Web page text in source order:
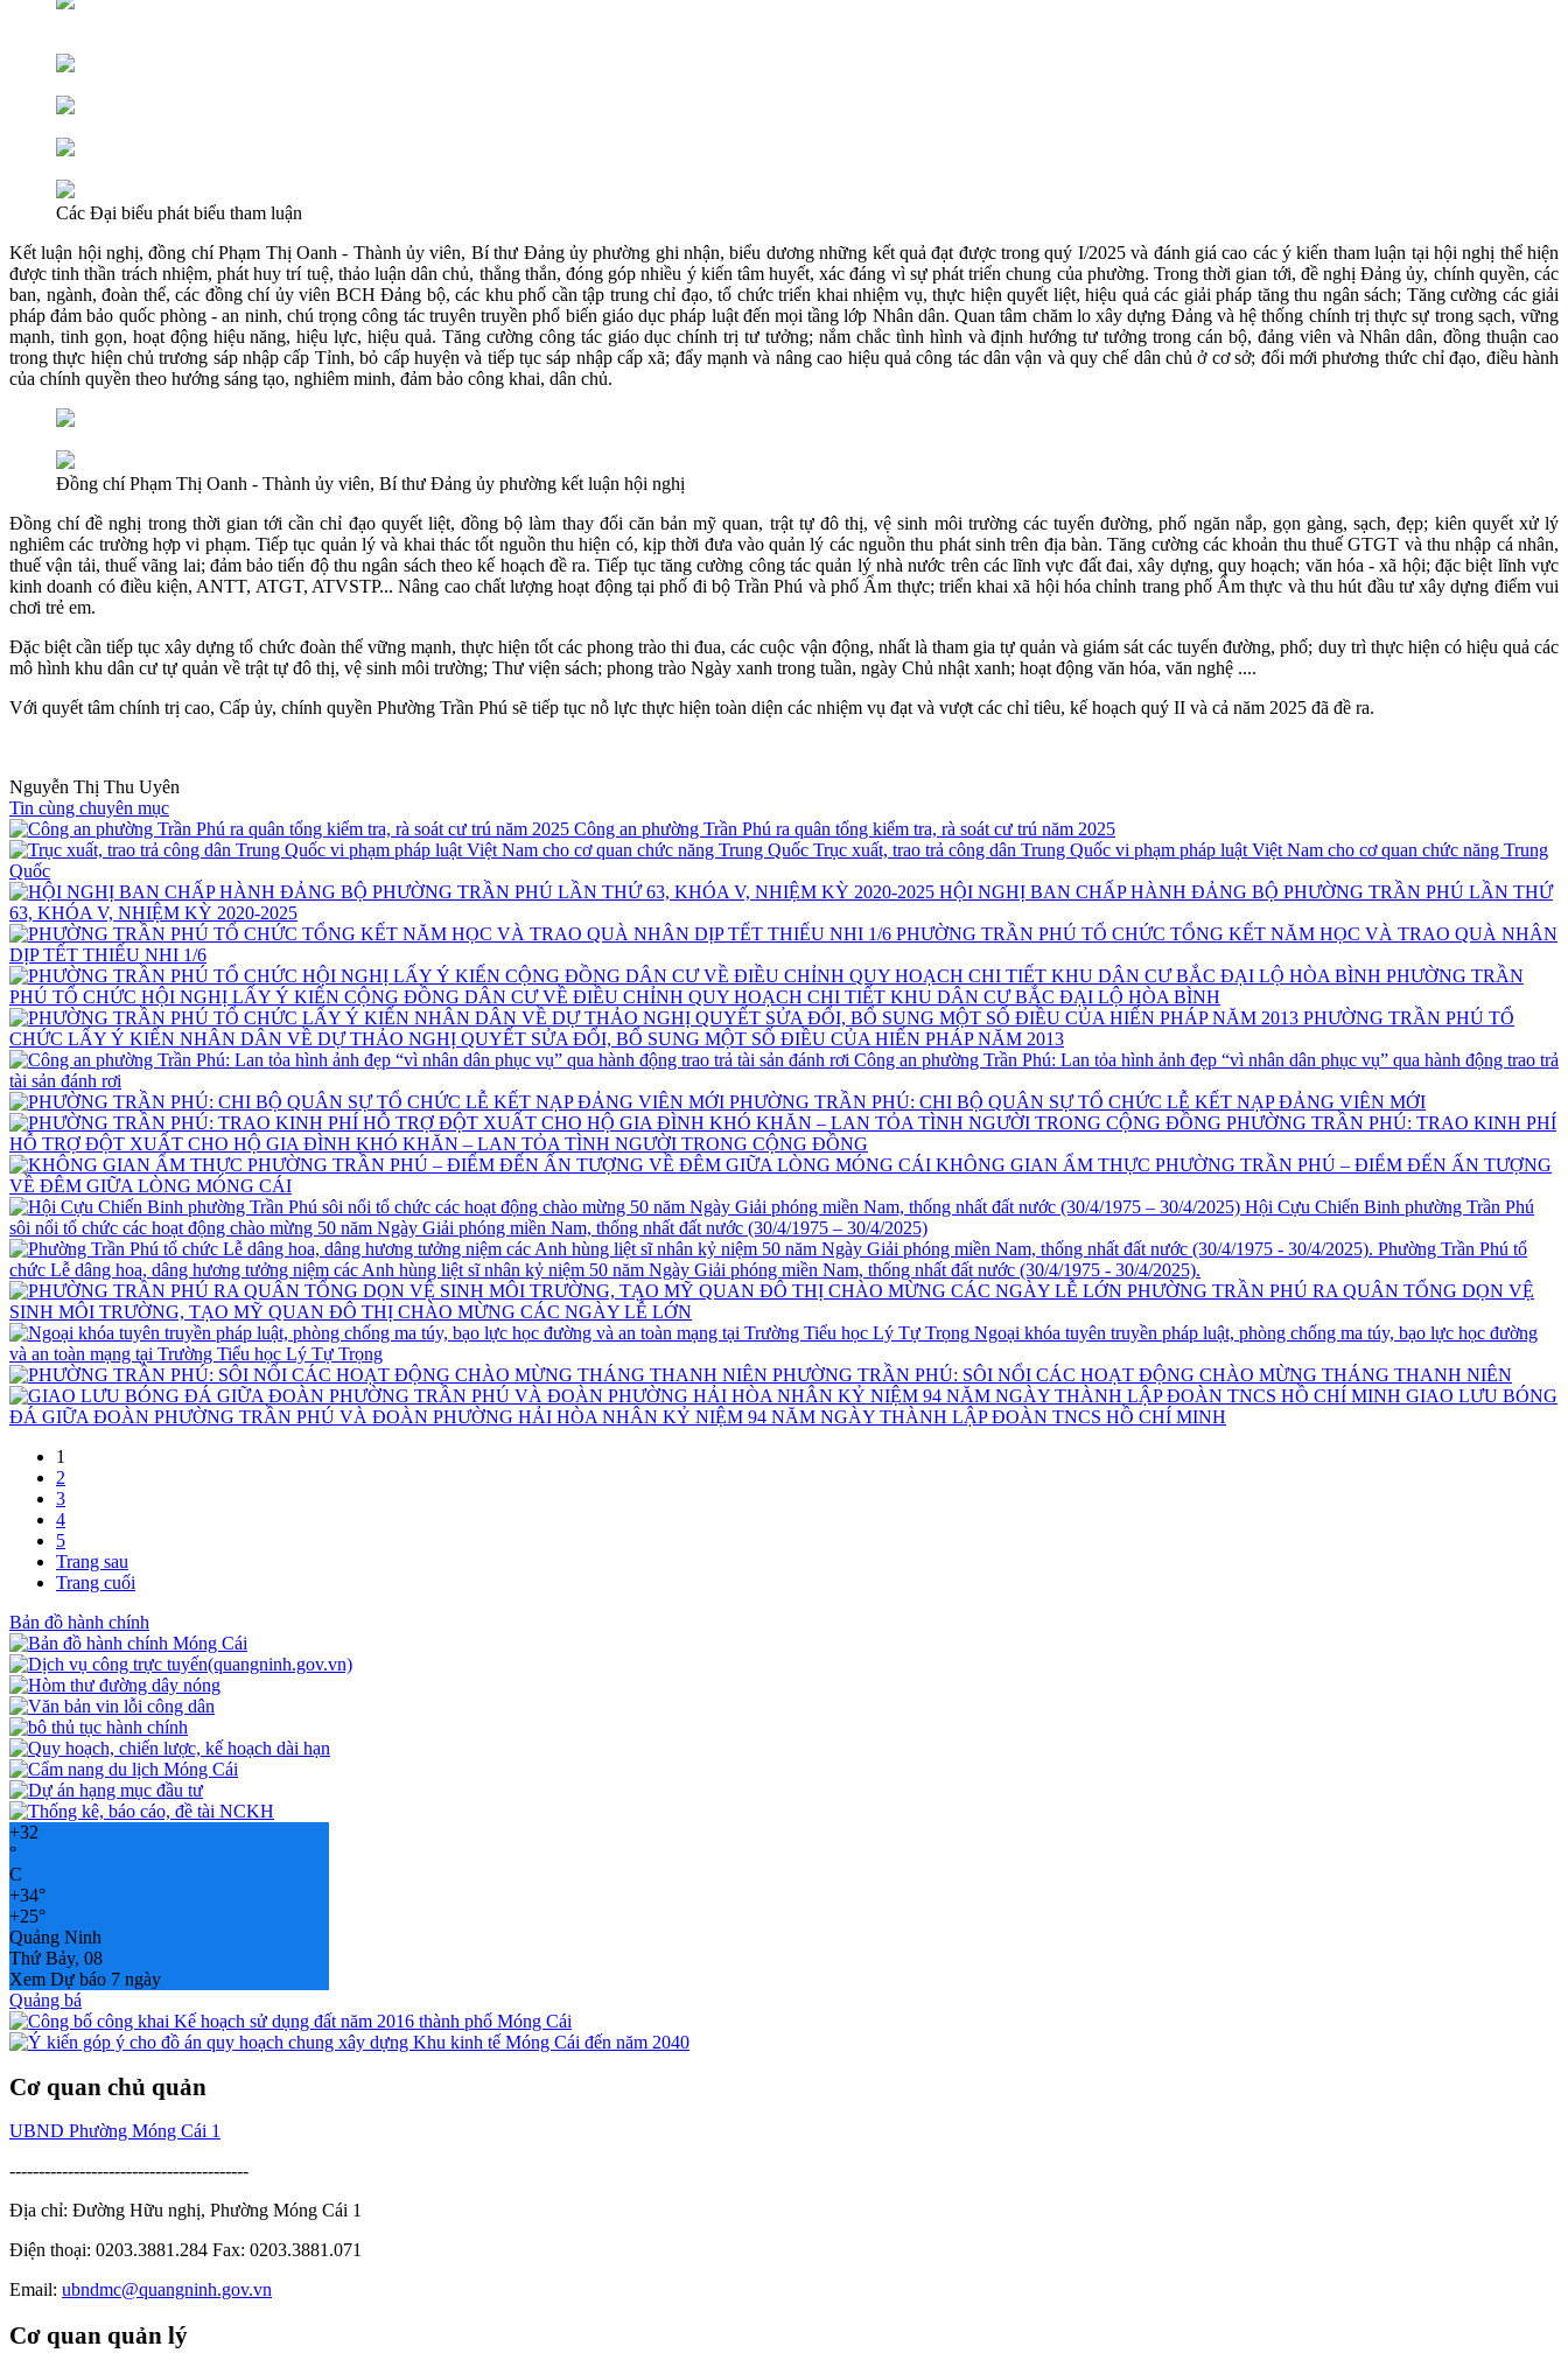
Các Đại biểu phát biểu tham luận
Kết luận hội nghị, đồng chí Phạm Thị Oanh - Thành ủy viên, Bí thư Đảng ủy phường ghi nhận, biểu dương những kết quả đạt được trong quý I/2025 và đánh giá cao các ý kiến tham luận tại hội nghị thể hiện
được tinh thần trách nhiệm, phát huy trí tuệ, thảo luận dân chủ, thẳng thắn, đóng góp nhiều ý kiến tâm huyết, xác đáng vì sự phát triển chung của phường. Trong thời gian tới, đề nghị Đảng ủy, chính quyền, các
ban, ngành, đoàn thể, các đồng chí ủy viên BCH Đảng bộ, các khu phố cần tập trung chỉ đạo, tổ chức triển khai nhiệm vụ, thực hiện quyết liệt, hiệu quả các giải pháp tăng thu ngân sách; Tăng cường các giải
pháp đảm bảo quốc phòng - an ninh, chú trọng công tác truyên truyền phổ biến giáo dục pháp luật đến mọi tầng lớp Nhân dân. Quan tâm chăm lo xây dựng Đảng và hệ thống chính trị thực sự trong sạch, vững
mạnh, tinh gọn, hoạt động hiệu năng, hiệu lực, hiệu quả. Tăng cường công tác giáo dục chính trị tư tưởng; nắm chắc tình hình và định hướng tư tưởng trong cán bộ, đảng viên và Nhân dân, đồng thuận cao
trong thực hiện chủ trương sáp nhập cấp Tỉnh, bỏ cấp huyện và tiếp tục sáp nhập cấp xã; đẩy mạnh và nâng cao hiệu quả công tác dân vận và quy chế dân chủ ở cơ sở; đổi mới phương thức chỉ đạo, điều hành
của chính quyền theo hướng sáng tạo, nghiêm minh, đảm bảo công khai, dân chủ.
Đồng chí Phạm Thị Oanh - Thành ủy viên, Bí thư Đảng ủy phường kết luận hội nghị
Đồng chí đề nghị trong thời gian tới cần chỉ đạo quyết liệt, đồng bộ làm thay đổi căn bản mỹ quan, trật tự đô thị, vệ sinh môi trường các tuyến đường, phố ngăn nắp, gọn gàng, sạch, đẹp; kiên quyết xử lý
nghiêm các trường hợp vi phạm. Tiếp tục quản lý và khai thác tốt nguồn thu hiện có, kịp thời đưa vào quản lý các nguồn thu phát sinh trên địa bàn. Tăng cường các khoản thu thuế GTGT và thu nhập cá nhân,
thuế vận tải, thuế vãng lai; đảm bảo tiến độ thu ngân sách theo kế hoạch đề ra. Tiếp tục tăng cường công tác quản lý nhà nước trên các lĩnh vực đất đai, xây dựng, quy hoạch; văn hóa - xã hội; đặc biệt lĩnh vực
kinh doanh có điều kiện, ANTT, ATGT, ATVSTP... Nâng cao chất lượng hoạt động tại phố đi bộ Trần Phú và phố Ẩm thực; triển khai xã hội hóa chỉnh trang phố Ẩm thực và thu hút đầu tư xây dựng điểm vui
chơi trẻ em.
Đặc biệt cần tiếp tục xây dựng tổ chức đoàn thể vững mạnh, thực hiện tốt các phong trào thi đua, các cuộc vận động, nhất là tham gia tự quản và giám sát các tuyến đường, phố; duy trì thực hiện có hiệu quả các
mô hình khu dân cư tự quản về trật tự đô thị, vệ sinh môi trường; Thư viện sách; phong trào Ngày xanh trong tuần, ngày Chủ nhật xanh; hoạt động văn hóa, văn nghệ ....
Với quyết tâm chính trị cao, Cấp ủy, chính quyền Phường Trần Phú sẽ tiếp tục nỗ lực thực hiện toàn diện các nhiệm vụ đạt và vượt các chỉ tiêu, kế hoạch quý II và cả năm 2025 đã đề ra.
Nguyễn Thị Thu Uyên
Tin cùng chuyên mục
Công an phường Trần Phú ra quân tổng kiểm tra, rà soát cư trú năm 2025
Trục xuất, trao trả công dân Trung Quốc vi phạm pháp luật Việt Nam cho cơ quan chức năng Trung
Quốc
HỘI NGHỊ BAN CHẤP HÀNH ĐẢNG BỘ PHƯỜNG TRẦN PHÚ LẦN THỨ
63, KHÓA V, NHIỆM KỲ 2020-2025
PHƯỜNG TRẦN PHÚ TỔ CHỨC TỔNG KẾT NĂM HỌC VÀ TRAO QUÀ NHÂN
DỊP TẾT THIẾU NHI 1/6
PHƯỜNG TRẦN
PHÚ TỔ CHỨC HỘI NGHỊ LẤY Ý KIẾN CỘNG ĐỒNG DÂN CƯ VỀ ĐIỀU CHỈNH QUY HOẠCH CHI TIẾT KHU DÂN CƯ BẮC ĐẠI LỘ HÒA BÌNH
PHƯỜNG TRẦN PHÚ TỔ
CHỨC LẤY Ý KIẾN NHÂN DÂN VỀ DỰ THẢO NGHỊ QUYẾT SỬA ĐỔI, BỔ SUNG MỘT SỐ ĐIỀU CỦA HIẾN PHÁP NĂM 2013
Công an phường Trần Phú: Lan tỏa hình ảnh đẹp “vì nhân dân phục vụ” qua hành động trao trả
tài sản đánh rơi
PHƯỜNG TRẦN PHÚ: CHI BỘ QUÂN SỰ TỔ CHỨC LỄ KẾT NẠP ĐẢNG VIÊN MỚI
PHƯỜNG TRẦN PHÚ: TRAO KINH PHÍ
HỖ TRỢ ĐỘT XUẤT CHO HỘ GIA ĐÌNH KHÓ KHĂN – LAN TỎA TÌNH NGƯỜI TRONG CỘNG ĐỒNG
KHÔNG GIAN ẨM THỰC PHƯỜNG TRẦN PHÚ – ĐIỂM ĐẾN ẤN TƯỢNG
VỀ ĐÊM GIỮA LÒNG MÓNG CÁI
Hội Cựu Chiến Binh phường Trần Phú
sôi nổi tổ chức các hoạt động chào mừng 50 năm Ngày Giải phóng miền Nam, thống nhất đất nước (30/4/1975 – 30/4/2025)
Phường Trần Phú tổ
chức Lễ dâng hoa, dâng hương tưởng niệm các Anh hùng liệt sĩ nhân kỷ niệm 50 năm Ngày Giải phóng miền Nam, thống nhất đất nước (30/4/1975 - 30/4/2025).
PHƯỜNG TRẦN PHÚ RA QUÂN TỔNG DỌN VỆ
SINH MÔI TRƯỜNG, TẠO MỸ QUAN ĐÔ THỊ CHÀO MỪNG CÁC NGÀY LỄ LỚN
Ngoại khóa tuyên truyền pháp luật, phòng chống ma túy, bạo lực học đường
và an toàn mạng tại Trường Tiểu học Lý Tự Trọng
PHƯỜNG TRẦN PHÚ: SÔI NỔI CÁC HOẠT ĐỘNG CHÀO MỪNG THÁNG THANH NIÊN
GIAO LƯU BÓNG
ĐÁ GIỮA ĐOÀN PHƯỜNG TRẦN PHÚ VÀ ĐOÀN PHƯỜNG HẢI HÒA NHÂN KỶ NIỆM 94 NĂM NGÀY THÀNH LẬP ĐOÀN TNCS HỒ CHÍ MINH
1
2
3
4
5
Trang sau
Trang cuối
Bản đồ hành chính
+32
°
C
+34°
+25°
Quảng Ninh
Thứ Bảy, 08
Xem Dự báo 7 ngày
Quảng bá
Cơ quan chủ quản
UBND Phường Móng Cái 1
-----------------------------------------
Địa chỉ: Đường Hữu nghị, Phường Móng Cái 1
Điện thoại: 0203.3881.284 Fax: 0203.3881.071
Email: ubndmc@quangninh.gov.vn
Cơ quan quản lý